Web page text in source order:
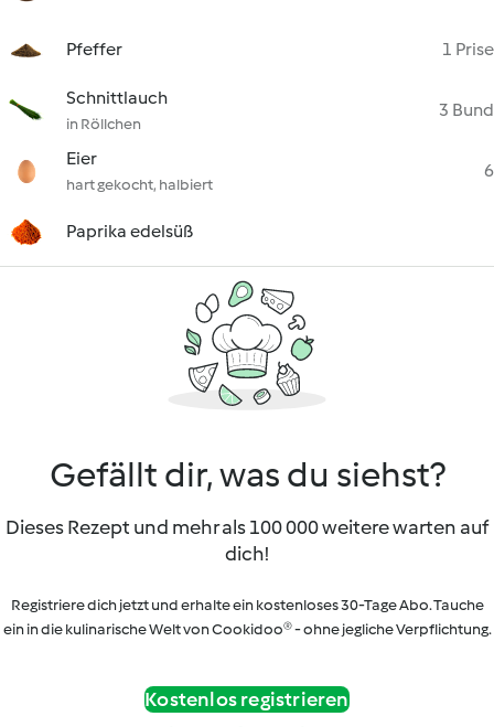
Pfeffer 1 Prise
Schnittlauch
in Röllchen
3 Bund
Eier
hart gekocht, halbiert
6
Paprika edelsüß
Gefällt dir, was du siehst?
Dieses Rezept und mehr als 100 000 weitere warten auf
dich!
Registriere dich jetzt und erhalte ein kostenloses 30-Tage Abo. Tauche
ein in die kulinarische Welt von Cookidoo® - ohne jegliche Verpflichtung.
Kostenlos registrieren